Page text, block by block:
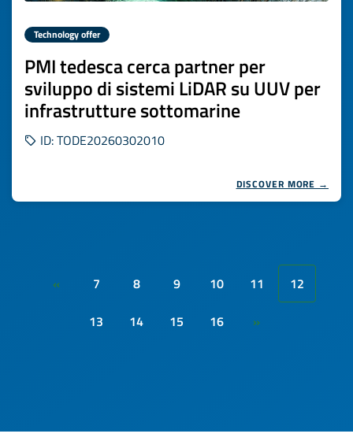
Technology offer
PMI tedesca cerca partner per
sviluppo di sistemi LiDAR su UUV per
infrastrutture sottomarine
ID: TODE20260302010
DISCOVER MORE →
« 7 8 9 10 11
12
13
14 15 16 »